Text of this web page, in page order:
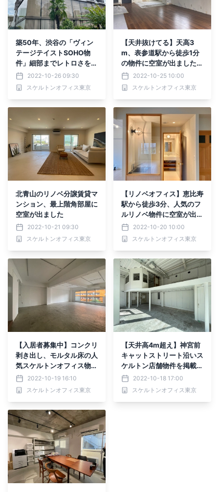
築50年、渋谷の「ヴィン
テージテイストSOHO物
件」細部までレトロさを感
じるヨーロピアンスタイル
が素敵な物件全貌に迫る！
2022-10-26 09:30
スケルトンオフィス東京
【天井抜けてる】天高3
m、表参道駅から徒歩1分
の物件に空室が出ました！
【事務所、店舗物件】
2022-10-25 10:00
スケルトンオフィス東京
北青山のリノベ分譲賃貸マ
ンション、最上階角部屋に
空室が出ました
2022-10-21 09:30
スケルトンオフィス東京
【リノベオフィス】恵比寿
駅から徒歩3分、人気のフ
ルリノベ物件に空室が出ま
した2022-10-20 10:00
スケルトンオフィス東京
【入居者募集中】コンクリ
剥き出し、モルタル床の人
気スケルトンオフィス物件
に空室出ました！
2022-10-19 16:10
スケルトンオフィス東京
【天井高4m超え】神宮前
キャットストリート沿いス
ケルトン店舗物件を掲載し
ました2022-10-18 17:00
スケルトンオフィス東京